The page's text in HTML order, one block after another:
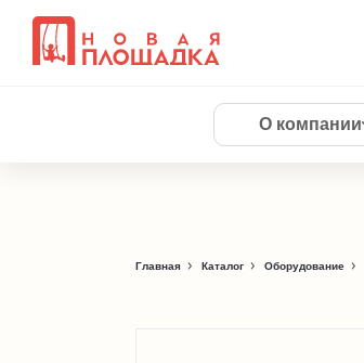
О компании
Главная Каталог Оборудование